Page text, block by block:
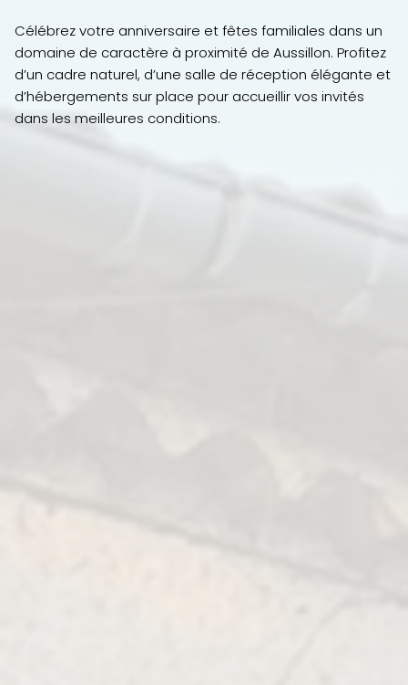
Célébrez votre anniversaire et fêtes familiales dans un
domaine de caractère à proximité de Aussillon. Profitez
d’un cadre naturel, d’une salle de réception élégante et
d’hébergements sur place pour accueillir vos invités
dans les meilleures conditions.